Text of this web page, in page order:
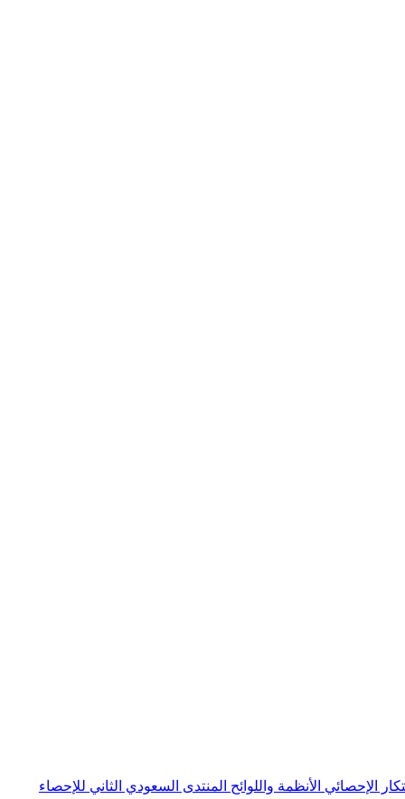
الإحصائي الأنظمة واللوائح المنتدى السعودي الثاني للإحصاء